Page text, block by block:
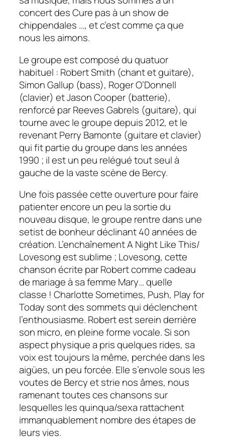
concert desCure pas à un show de
chippendales …, et c’est comme ça que
nous les aimons.
Le groupe est composé du quatuor
habituel : Robert Smith (chant et guitare),
Simon Gallup (bass), Roger O’Donnell
(clavier) et Jason Cooper (batterie),
renforcé par Reeves Gabrels (guitare), qui
tourne avec le groupe depuis 2012, et le
revenant Perry Bamonte (guitare et clavier)
qui fit partie du groupe dans les années
1990 ; il est un peu relégué tout seul à
gauche de la vaste scène de Bercy.
Une fois passée cette ouverture pour faire
patienter encore un peu la sortie du
nouveau disque, le groupe rentre dans une
setist de bonheur déclinant 40 années de
création. L’enchaînementA Night Like This/
Lovesongest sublime ; Lovesong, cette
chanson écrite par Robert comme cadeau
de mariage à sa femme Mary… quelle
classe ! Charlotte Sometimes, Push, Play for
Today sont des sommets qui déclenchent
l’enthousiasme. Robert est serein derrière
son micro, en pleine forme vocale. Si son
aspect physique a pris quelques rides, sa
voix est toujours la même, perchée dans les
aigües, un peu forcée. Elle s’envole sous les
voutes de Bercy et strie nos âmes, nous
ramenant toutes ces chansons sur
lesquelles les quinqua/sexa rattachent
immanquablement nombre des étapes de
leurs vies.